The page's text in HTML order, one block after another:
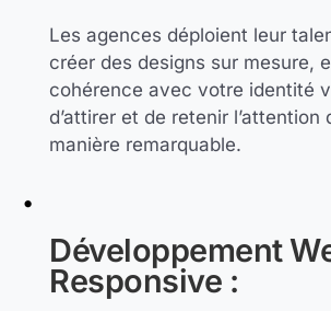
Les agences déploient leur
créer des designs sur mesure,
cohérence avec votre identité
d’attirer et de retenir
manière remarquable.
Développement
Responsive :